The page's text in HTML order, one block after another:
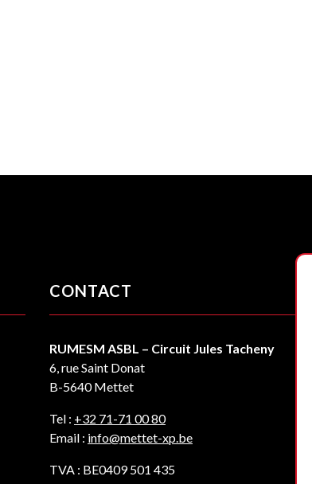
CONTACT
RUMESM ASBL – Circuit Jules Tacheny
6, rue Saint Donat
B-5640 Mettet
Tel : +32 71-71 00 80
Email : info@mettet-xp.be
TVA : BE0409 501 435